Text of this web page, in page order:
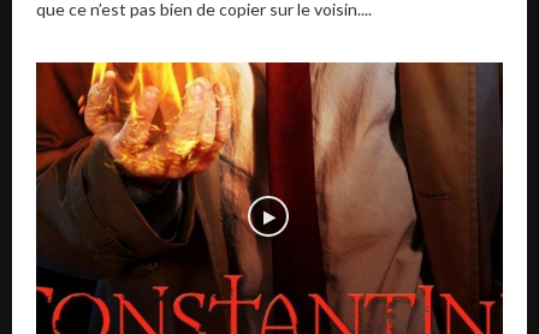
que ce n’est pas bien de copier sur le voisin....